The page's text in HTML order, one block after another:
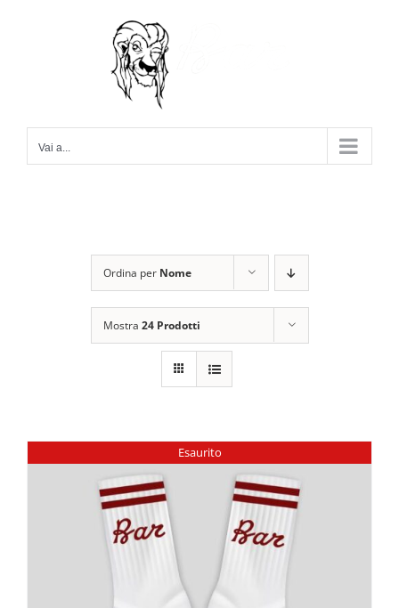
Vai a...
Ordina per Nome
Mostra 24 Prodotti
Esaurito